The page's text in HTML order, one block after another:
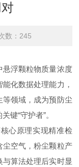
数：245
悬浮颗粒物质量浓度
化数据处理能力，
等领域，成为预防尘
键“守护者”。
心原理实现精准检
尘空气，粉尘颗粒产
算法处理后实时显